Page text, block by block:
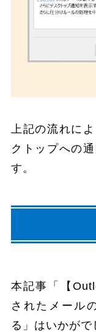
上記の流れに
クトップへの
す。
本記事「【
されたメール
る」はいかがで